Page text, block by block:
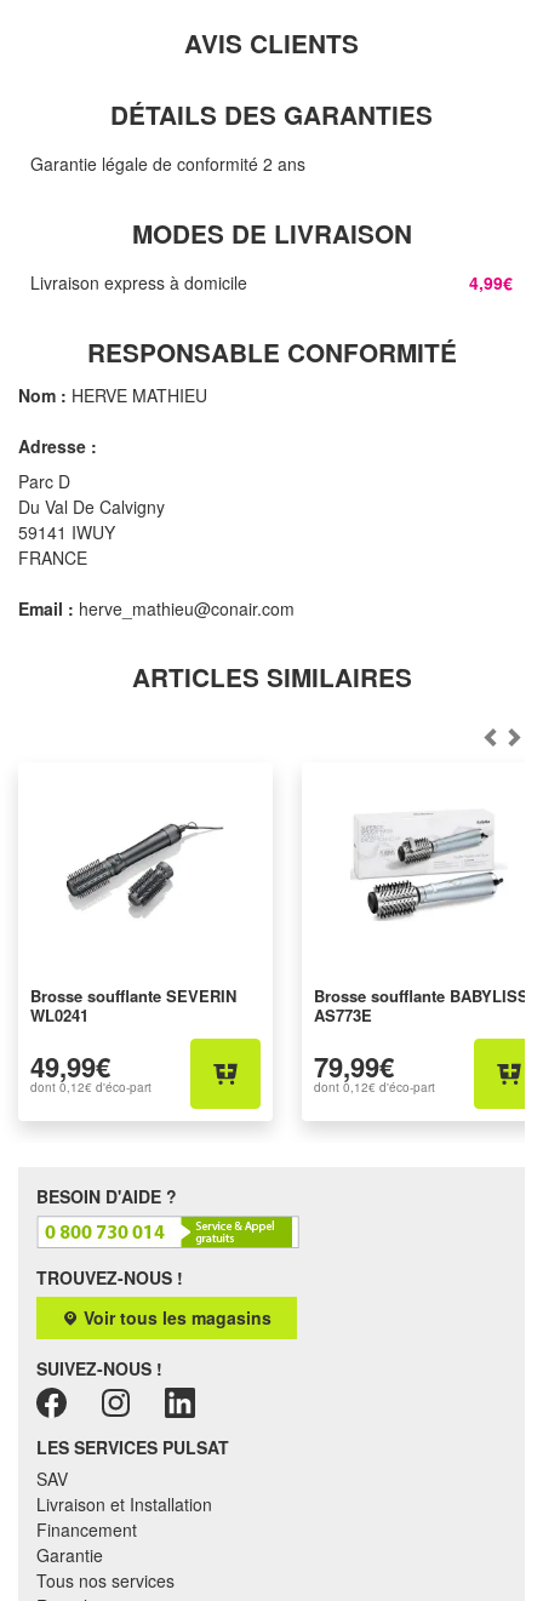
AVIS CLIENTS
DÉTAILS DES GARANTIES
Garantie légale de conformité 2 ans
MODES DE LIVRAISON
Livraison express à domicile 4,99€
RESPONSABLE CONFORMITÉ
Nom : HERVE MATHIEU
Adresse :
Parc D
Du Val De Calvigny
59141 IWUY
FRANCE
Email : herve_mathieu@conair.com
ARTICLES SIMILAIRES
Brosse soufflante SEVERIN
WL0241
49,99€
dont 0,12€ d'éco-part
Brosse soufflante BABYLISS
AS773E
79,99€
dont 0,12€ d'éco-part
BESOIN D'AIDE ?
TROUVEZ-NOUS !
Voir tous les magasins
SUIVEZ-NOUS !
LES SERVICES PULSAT
SAV
Livraison et Installation
Financement
Garantie
Tous nos services